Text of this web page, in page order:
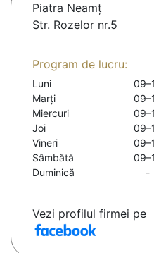
Piatra Neamţ
Str. Rozelor nr.5
Program de lucru:
Luni
Marți
Miercuri
Joi
Vineri
Sâmbătă
Duminică
-
Vezi profilul firmei pe